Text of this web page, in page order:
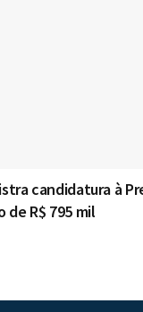
candidatura à
R$ 795 mil